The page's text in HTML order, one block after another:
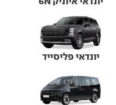
יונדאי פליסייד